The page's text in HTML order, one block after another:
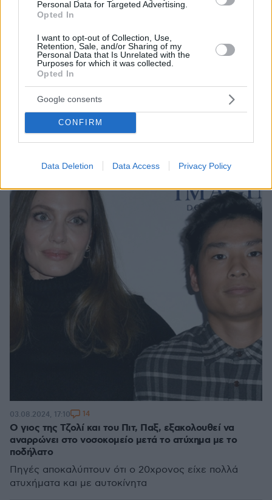
Personal Data for Targeted Advertising.
Opted In
I want to opt-out of Collection, Use,
Retention, Sale, and/or Sharing of my
Personal Data that Is Unrelated with the
Purposes for which it was collected.
Opted In
Google consents
CONFIRM
Data Deletion Data Access Privacy Policy
Βγήκε από τη ΜΕΘ ο γιος της Αντζελίνα Τζολί και του
Μπραντ Πιτ μετά το ατύχημα που είχε με τη μηχανή του
Σύμφωνα με πηγή, υπέστη ένα σοβαρό τραύμα στο
κεφάλι του - Η ανάρρωσή του θα πάρει χρόνο
05.08.2024, 12:29 16
Ο γιος της Τζολί και του Πιτ, Παξ, εξακολουθεί να
αναρρώνει στο νοσοκομείο μετά το ατύχημα με το
ποδήλατο
Πηγές αποκαλύπτουν ότι ο 20χρονος είχε πολλά
ατυχήματα και με αυτοκίνητα
03.08.2024, 17:10 14